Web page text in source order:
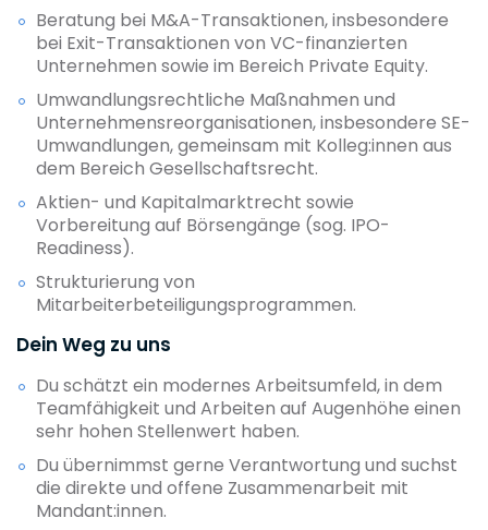
Beratung bei M&A-Transaktionen, insbesondere
bei Exit-Transaktionen von VC-finanzierten
Unternehmen sowie im Bereich Private Equity.
Umwandlungsrechtliche Maßnahmen und
Unternehmensreorganisationen, insbesondere SE-
Umwandlungen, gemeinsam mit Kolleg:innen aus
dem Bereich Gesellschaftsrecht.
Aktien- und Kapitalmarktrecht sowie
Vorbereitung auf Börsengänge (sog. IPO-
Readiness).
Strukturierung von
Mitarbeiterbeteiligungsprogrammen.
Dein Weg zu uns
Du schätzt ein modernes Arbeitsumfeld, in dem
Teamfähigkeit und Arbeiten auf Augenhöhe einen
sehr hohen Stellenwert haben.
Du übernimmst gerne Verantwortung und suchst
die direkte und offene Zusammenarbeit mit
Mandant:innen.